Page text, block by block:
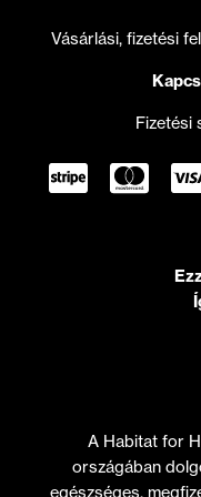
Vásárlási, fizetési
Fizetési
A Habitat for
országában
egészséges,